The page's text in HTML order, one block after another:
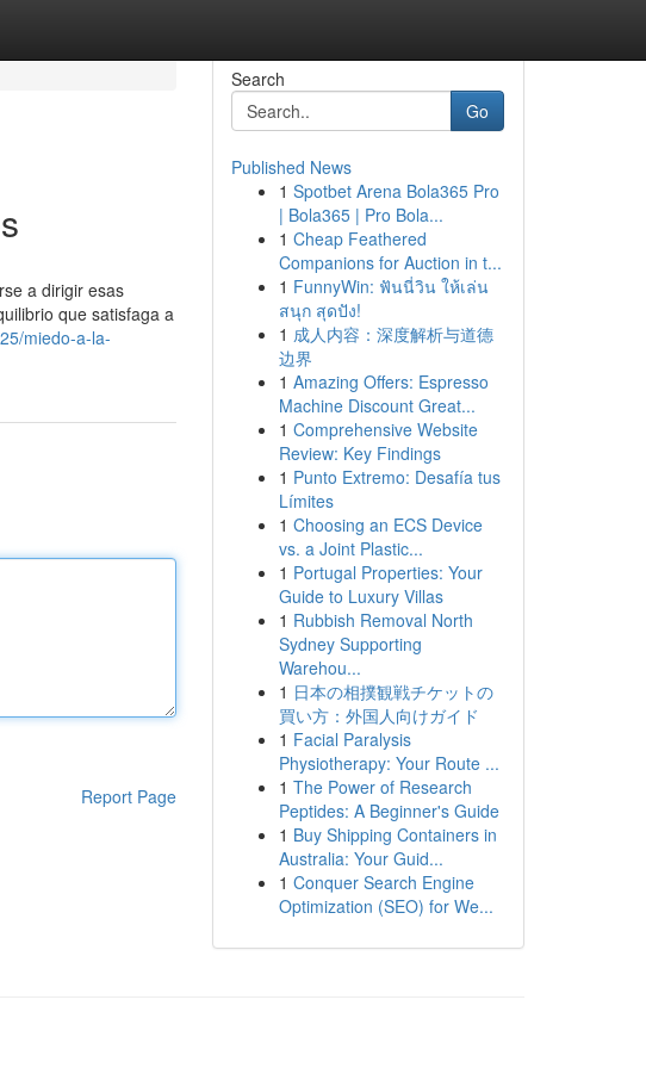
a dirigir esas
que satisfaga a
miedo-a-la-
Report Page
Search
Go
Published News
1 Spotbet Arena Bola365 Pro
| Bola365 | Pro Bola...
1 Cheap Feathered
Companions for Auction in t...
1 FunnyWin: ฟันนี่วิน ให้เล่น
สนุก สุดปัง!
1 成人内容：深度解析与道德
边界
1 Amazing Offers: Espresso
Machine Discount Great...
1 Comprehensive Website
Review: Key Findings
1 Punto Extremo: Desafía tus
Límites
1 Choosing an ECS Device
vs. a Joint Plastic...
1 Portugal Properties: Your
Guide to Luxury Villas
1 Rubbish Removal North
Sydney Supporting
Warehou...
1 日本の相撲観戦チケットの
買い方：外国人向けガイド
1 Facial Paralysis
Physiotherapy: Your Route ...
1 The Power of Research
Peptides: A Beginner's Guide
1 Buy Shipping Containers in
Australia: Your Guid...
1 Conquer Search Engine
Optimization (SEO) for We...